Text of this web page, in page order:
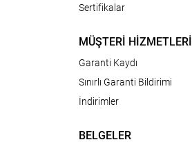
Sertifikalar
MÜŞTERİ HİZMETLERİ
Garanti Kaydı
Sınırlı Garanti Bildirimi
İndirimler
BELGELER